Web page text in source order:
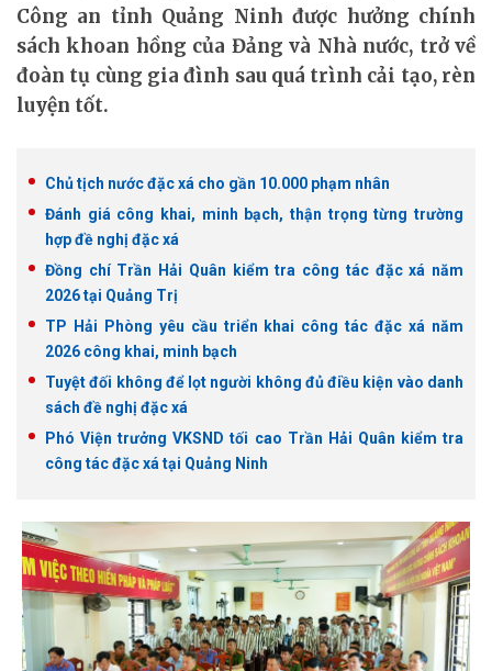
Công an tỉnh Quảng Ninh được hưởng chính
sách khoan hồng của Đảng và Nhà nước, trở về
đoàn tụ cùng gia đình sau quá trình cải tạo, rèn
luyện tốt.
Chủ tịch nước đặc xá cho gần 10.000 phạm nhân
Đánh giá công khai, minh bạch, thận trọng từng trường
hợp đề nghị đặc xá
Đồng chí Trần Hải Quân kiểm tra công tác đặc xá năm
2026 tại Quảng Trị
TP Hải Phòng yêu cầu triển khai công tác đặc xá năm
2026 công khai, minh bạch
Tuyệt đối không để lọt người không đủ điều kiện vào danh
sách đề nghị đặc xá
Phó Viện trưởng VKSND tối cao Trần Hải Quân kiểm tra
công tác đặc xá tại Quảng Ninh